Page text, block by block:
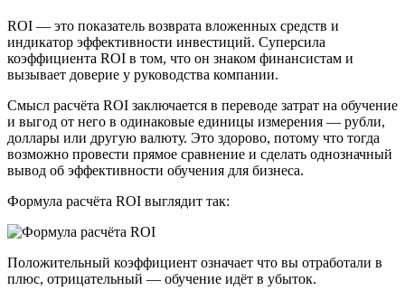
ROI — это показатель возврата вложенных средств и
индикатор эффективности инвестиций. Суперсила
коэффициента ROI в том, что он знаком финансистам и
вызывает доверие у руководства компании.
Смысл расчёта ROI заключается в переводе затрат на обучение
и выгод от него в одинаковые единицы измерения — рубли,
доллары или другую валюту. Это здорово, потому что тогда
возможно провести прямое сравнение и сделать однозначный
вывод об эффективности обучения для бизнеса.
Формула расчёта ROI выглядит так:
Положительный коэффициент означает что вы отработали в
плюс, отрицательный — обучение идёт в убыток.